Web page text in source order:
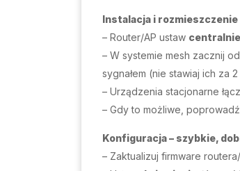
Instalacja i rozmieszczenie
– Router/AP ustaw
– W systemie mesh zacznij
sygnałem (nie stawiaj ich za
– Urządzenia stacjonarne łącz
– Gdy to możliwe,
Konfiguracja – szybkie,
– Zaktualizuj firmware